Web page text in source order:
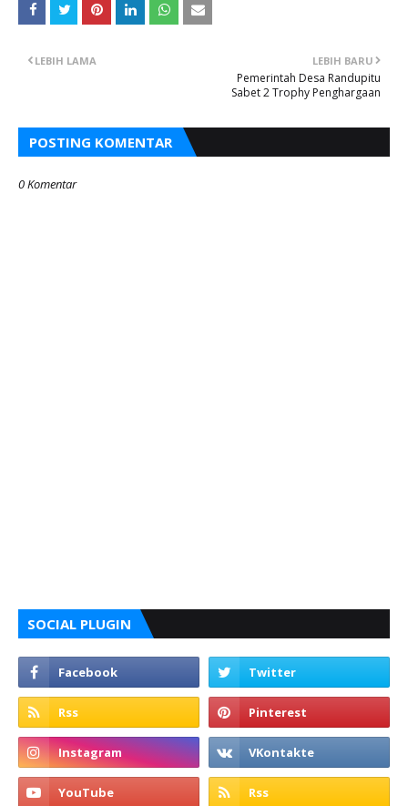
LEBIH BARU
Pemerintah Desa Randupitu
Sabet 2 Trophy Penghargaan
LEBIH LAMA
POSTING KOMENTAR
0 Komentar
SOCIAL PLUGIN